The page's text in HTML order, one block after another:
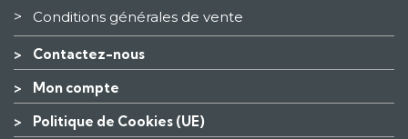
> Conditions générales de vente
> Contactez-nous
> Mon compte
> Politique de Cookies (UE)